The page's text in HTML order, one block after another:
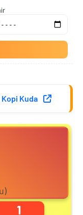
5
Kuda
1